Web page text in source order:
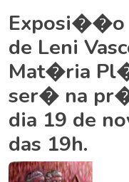
Exposi��o
de Leni
Mat�ria
ser� na
dia 19 de
das 19h.